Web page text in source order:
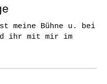
meine Bühne u. bei
ihr mit mir im